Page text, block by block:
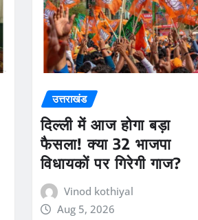
उत्तराखंड
दिल्ली में आज होगा बड़ा
फैसला! क्या 32 भाजपा
विधायकों पर गिरेगी गाज?
Vinod kothiyal
Aug 5, 2026